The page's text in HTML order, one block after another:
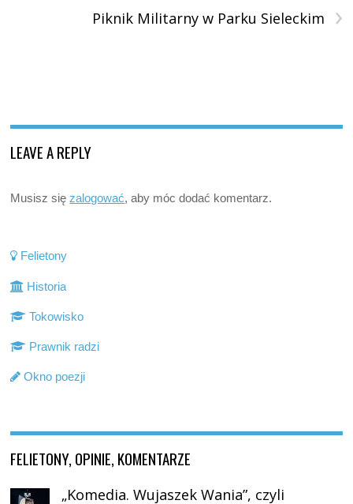
›
Piknik Militarny w Parku Sieleckim
LEAVE A REPLY
Musisz sięzalogować, aby móc dodać komentarz.
Felietony
Historia
Tokowisko
Prawnik radzi
Okno poezji
FELIETONY, OPINIE, KOMENTARZE
„Komedia. Wujaszek Wania”, czyli